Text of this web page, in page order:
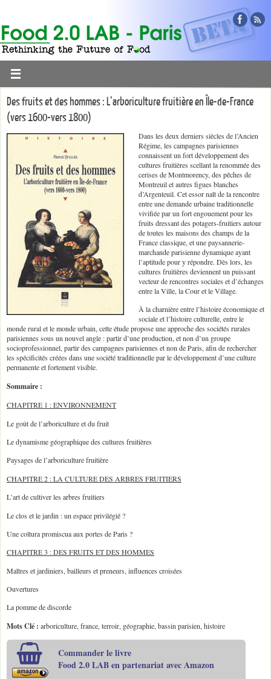
Des fruits et des hommes : L’arboriculture fruitière en Île-de-France
(vers 1600-vers 1800)
Dans les deux derniers siècles de l’Ancien
Régime, les campagnes parisiennes
connaissent un fort développement des
cultures fruitières scellant la renommée des
cerises de Montmorency, des pêches de
Montreuil et autres figues blanches
d’Argenteuil. Cet essor naît de la rencontre
entre une demande urbaine traditionnelle
vivifiée par un fort engouement pour les
fruits dressant des potagers-fruitiers autour
de toutes les maisons des champs de la
France classique, et une paysannerie-
marchande parisienne dynamique ayant
l’aptitude pour y répondre. Dès lors, les
cultures fruitières deviennent un puissant
vecteur de rencontres sociales et d’échanges
entre la Ville, la Cour et le Village.
À la charnière entre l’histoire économique et
sociale et l’histoire culturelle, entre le
monde rural et le monde urbain, cette étude propose une approche des sociétés rurales
parisiennes sous un nouvel angle : partir d’une production, et non d’un groupe
socioprofessionnel, partir des campagnes parisiennes et non de Paris, afin de rechercher
les spécificités créées dans une société traditionnelle par le développement d’une culture
permanente et fortement visible.
Sommaire :
CHAPITRE 1 : ENVIRONNEMENT
Le goût de l’arboriculture et du fruit
Le dynamisme géographique des cultures fruitières
Paysages de l’arboriculture fruitière
CHAPITRE 2 : LA CULTURE DES ARBRES FRUITIERS
L’art de cultiver les arbres fruitiers
Le clos et le jardin : un espace privilégié ?
Une coltura promiscua aux portes de Paris ?
CHAPITRE 3 : DES FRUITS ET DES HOMMES
Maîtres et jardiniers, bailleurs et preneurs, influences croisées
Ouvertures
La pomme de discorde
Mots Clé : arboriculture, france, terroir, géographie, bassin parisien, histoire
Commander le livre
Food 2.0 LAB en partenariat avec Amazon